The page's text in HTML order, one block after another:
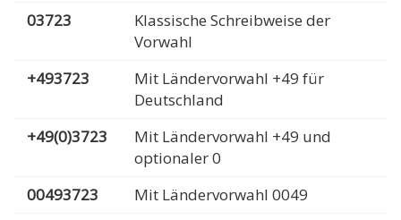
03723
Klassische Schreibweise der
Vorwahl
+493723
Mit Ländervorwahl +49 für
Deutschland
+49(0)3723
Mit Ländervorwahl +49 und
optionaler 0
00493723
Mit Ländervorwahl 0049